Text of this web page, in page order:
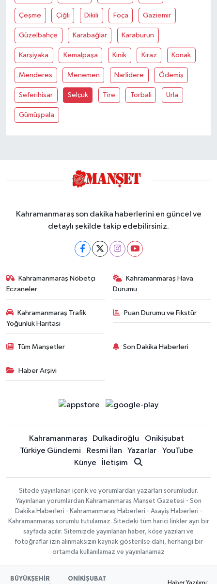
Çeşme Çiğli Dikili Foça Gaziemir
Güzelbahçe Karabağlar Karaburun
Karşiyaka Kemalpaşa Kinik Kiraz Konak
Menderes Menemen Narlidere Ödemiş
Seferihisar Selçuk Tire Torbali Urla
Gümüşpala
Kahramanmaraş son dakika haberlerini en güncel ve
detaylı şekilde takip edebilirsiniz.
Kahramanmaraş Nöbetçi
Eczaneler
Kahramanmaraş Hava
Durumu
Kahramanmaraş Trafik
Yoğunluk Haritası
Puan Durumu ve Fikstür
Tüm Manşetler Son Dakika Haberleri
Haber Arşivi
Kahramanmaraş Dulkadiroğlu
Onikişubat
Türkiye Gündemi
Resmi İlan Yazarlar
YouTube
Künye
İletişim
Sitede yayınlanan içerik ve yorumlardan yazarları sorumludur.
Yayınlanan yorumlardan Kahramanmaraş Manşet Gazetesi - Son
Dakika Haberleri - Kahramanmaraş Haberleri - Asayiş Haberleri -
Kahramanmaraş sorumlu tutulamaz. Sitedeki tüm harici linkler ayrı bir
sayfada açılır. Sitemizde yayınlanan haber, köşe yazıları ve
fotoğraflar izin alınmaksızın kaynak gösterilse dahi, herhangi bir
ortamda kullanılamaz ve yayınlanamaz
BÜYÜKŞEHİR ONİKİŞUBAT